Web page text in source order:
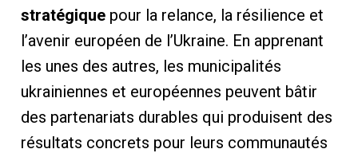
stratégiquepour la relance, la résilience et
l’avenir européen de l’Ukraine. En apprenant
les unes des autres, les municipalités
ukrainiennes et européennes peuvent bâtir
des partenariats durables qui produisent des
résultats concrets pour leurs communautés